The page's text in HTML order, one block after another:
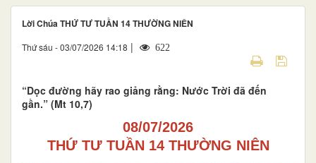
Lời Chúa THỨ TƯ TUẦN 14 THƯỜNG NIÊN
Thứ sáu - 03/07/2026 14:18 | 622
“Dọc đường hãy rao giảng rằng: Nước Trời đã đến
gần.” (Mt 10,7)
08/07/2026
THỨ TƯ TUẦN 14 THƯỜNG NIÊN